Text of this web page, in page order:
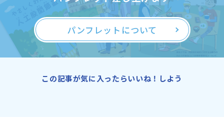
パンフレットについて
この記事が気に入ったらいいね！しよう